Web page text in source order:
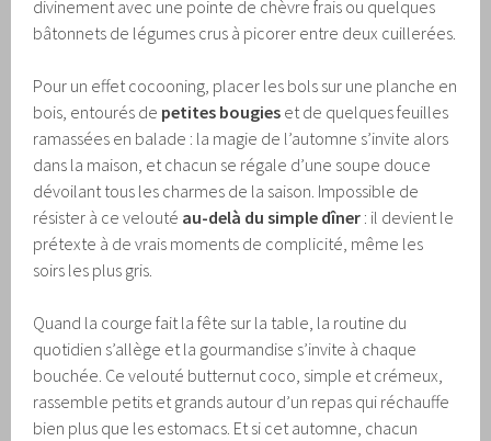
divinement avec une pointe de chèvre frais ou quelques
bâtonnets de légumes crus à picorer entre deux cuillerées.
Pour un effet cocooning, placer les bols sur une planche en
bois, entourés de petites bougies et de quelques feuilles
ramassées en balade : la magie de l’automne s’invite alors
dans la maison, et chacun se régale d’une soupe douce
dévoilant tous les charmes de la saison. Impossible de
résister à ce velouté au-delà du simple dîner : il devient le
prétexte à de vrais moments de complicité, même les
soirs les plus gris.
Quand la courge fait la fête sur la table, la routine du
quotidien s’allège et la gourmandise s’invite à chaque
bouchée. Ce velouté butternut coco, simple et crémeux,
rassemble petits et grands autour d’un repas qui réchauffe
bien plus que les estomacs. Et si cet automne, chacun